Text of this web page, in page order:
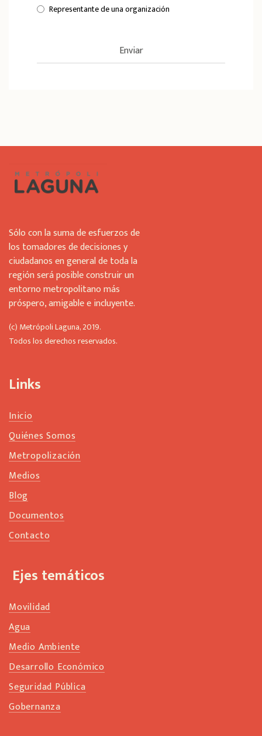
Representante de una organización
Enviar
d
s
l
d
b
e
l
e
t
b
k
Sólo con la suma de esfuerzos de
los tomadores de decisiones y
ciudadanos en general de toda la
región será posible construir un
entorno metropolitano más
próspero, amigable e incluyente.
(c) Metrópoli Laguna, 2019.
Todos los derechos reservados.
Links
Inicio
Quiénes Somos
Metropolización
Medios
Blog
Documentos
Contacto
Ejes temáticos
Movilidad
Agua
Medio Ambiente
Desarrollo Económico
Seguridad Pública
Gobernanza